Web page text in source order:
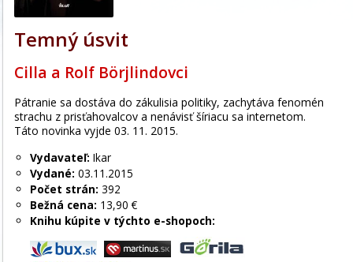
Temný úsvit
Cilla a Rolf Börjlindovci
Pátranie sa dostáva do zákulisia politiky, zachytáva fenomén
strachu z prisťahovalcov a nenávisť šíriacu sa internetom.
Táto novinka vyjde 03. 11. 2015.
Vydavateľ: Ikar
Vydané: 03.11.2015
Počet strán: 392
Bežná cena: 13,90 €
Knihu kúpite v týchto e-shopoch: